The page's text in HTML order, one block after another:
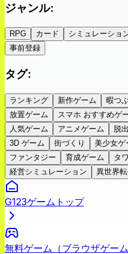
ジャンル:
RPG カード シミュレーショ
事前登録
タグ:
ランキング 新作ゲーム 暇つ
放置ゲーム
スマホ おすすめゲ
人気ゲーム
アニメゲーム 脱
3D ゲーム
街づくり 美少女ゲ
ファンタジー
育成ゲーム
タ
経営シミュレーション
異世界
G123ゲームトップ
無料ゲーム（ブラウザゲー